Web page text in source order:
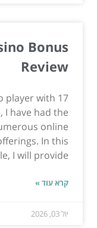
Bonus
Review
player with 17
I have had the
online
In this
I will provide...
קרא עוד »
יול 03, 2026